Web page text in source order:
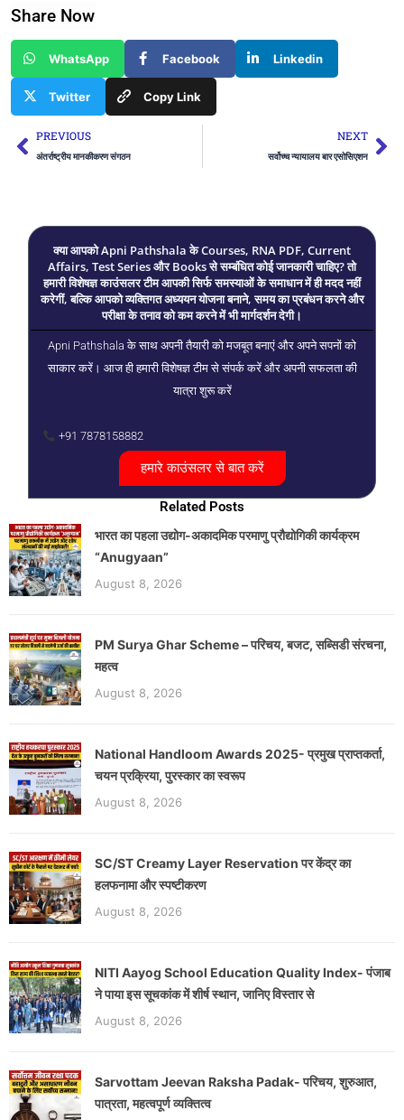
Share Now
WhatsApp Facebook Linkedin
Twitter Copy Link
Prev
PREVIOUS
अंतर्राष्ट्रीय मानकीकरण संगठन
NEXT
सर्वोच्च न्यायालय बार एसोसिएशन
क्या आपको Apni Pathshala के Courses, RNA PDF, Current
Affairs, Test Series और Books से सम्बंधित कोई जानकारी चाहिए? तो
हमारी विशेषज्ञ काउंसलर टीम आपकी सिर्फ समस्याओं के समाधान में ही मदद नहीं
करेगीं, बल्कि आपको व्यक्तिगत अध्ययन योजना बनाने, समय का प्रबंधन करने और
परीक्षा के तनाव को कम करने में भी मार्गदर्शन देगी।
Apni Pathshala के साथ अपनी तैयारी को मजबूत बनाएं और अपने सपनों को
साकार करें। आज ही हमारी विशेषज्ञ टीम से संपर्क करें और अपनी सफलता की
यात्रा शुरू करें
+91 7878158882
हमारे काउंसलर से बात करें
Related Posts
भारत का पहला उद्योग-अकादमिक परमाणु प्रौद्योगिकी कार्यक्रम
“Anugyaan”
August 8, 2026
PM Surya Ghar Scheme – परिचय, बजट, सब्सिडी संरचना,
महत्व
August 8, 2026
National Handloom Awards 2025- प्रमुख प्राप्तकर्ता,
चयन प्रक्रिया, पुरस्कार का स्वरूप
August 8, 2026
SC/ST Creamy Layer Reservation पर केंद्र का
हलफनामा और स्पष्टीकरण
August 8, 2026
NITI Aayog School Education Quality Index- पंजाब
ने पाया इस सूचकांक में शीर्ष स्थान, जानिए विस्तार से
August 8, 2026
Sarvottam Jeevan Raksha Padak- परिचय, शुरुआत,
पात्रता, महत्वपूर्ण व्यक्तित्व